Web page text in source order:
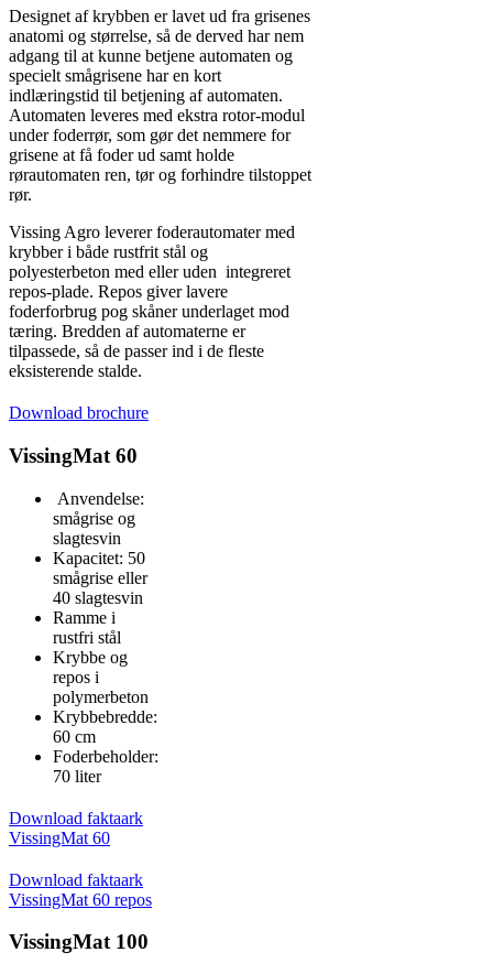
Designet af krybben er lavet ud fra grisenes
anatomi og størrelse, så de derved har nem
adgang til at kunne betjene automaten og
specielt smågrisene har en kort
indlæringstid til betjening af automaten.
Automaten leveres med ekstra rotor-modul
under foderrør, som gør det nemmere for
grisene at få foder ud samt holde
rørautomaten ren, tør og forhindre tilstoppet
rør.
Vissing Agro leverer foderautomater med
krybber i både rustfrit stål og
polyesterbeton med eller uden integreret
repos-plade. Repos giver lavere
foderforbrug pog skåner underlaget mod
tæring. Bredden af automaterne er
tilpassede, så de passer ind i de fleste
eksisterende stalde.
Download brochure
VissingMat 60
Anvendelse:
smågrise og
slagtesvin
Kapacitet: 50
smågrise eller
40 slagtesvin
Ramme i
rustfri stål
Krybbe og
repos i
polymerbeton
Krybbebredde:
60 cm
Foderbeholder:
70 liter
Download faktaark
VissingMat 60
Download faktaark
VissingMat 60 repos
VissingMat 100